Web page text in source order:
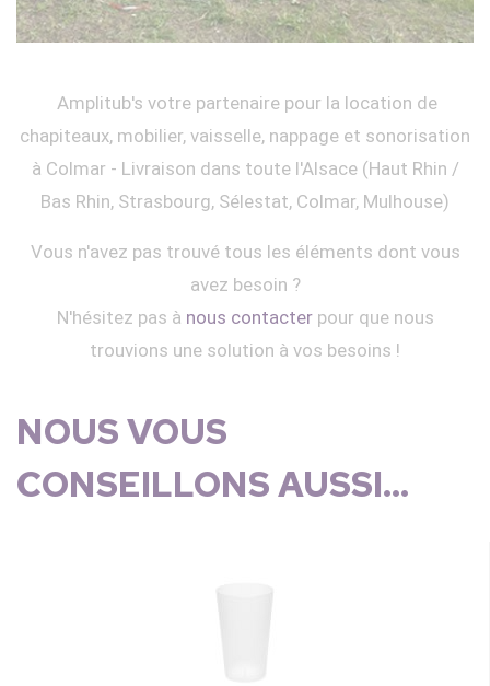
Amplitub's votre partenaire pour la location de
chapiteaux, mobilier, vaisselle, nappage et sonorisation
à Colmar - Livraison dans toute l'Alsace (Haut Rhin /
Bas Rhin, Strasbourg, Sélestat, Colmar, Mulhouse)
Vous n'avez pas trouvé tous les éléments dont vous
avez besoin ?
N'hésitez pas à nous contacterpour que nous
trouvions une solution à vos besoins !
NOUS VOUS
CONSEILLONS AUSSI...